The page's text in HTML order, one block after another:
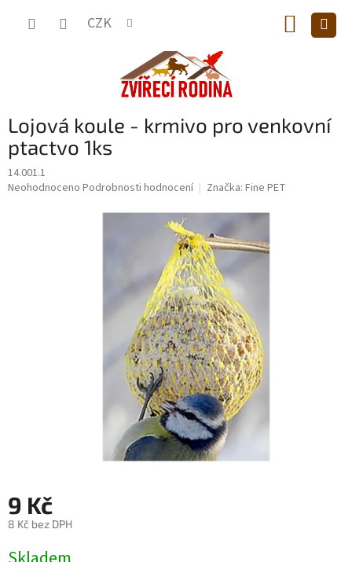
CZK
KOŠÍK
Lojová koule - krmivo pro venkovní
ptactvo 1ks
14.001.1
Průměrné
Neohodnoceno Podrobnosti hodnocení Značka: Fine PET
9 Kč
8 Kč bez DPH